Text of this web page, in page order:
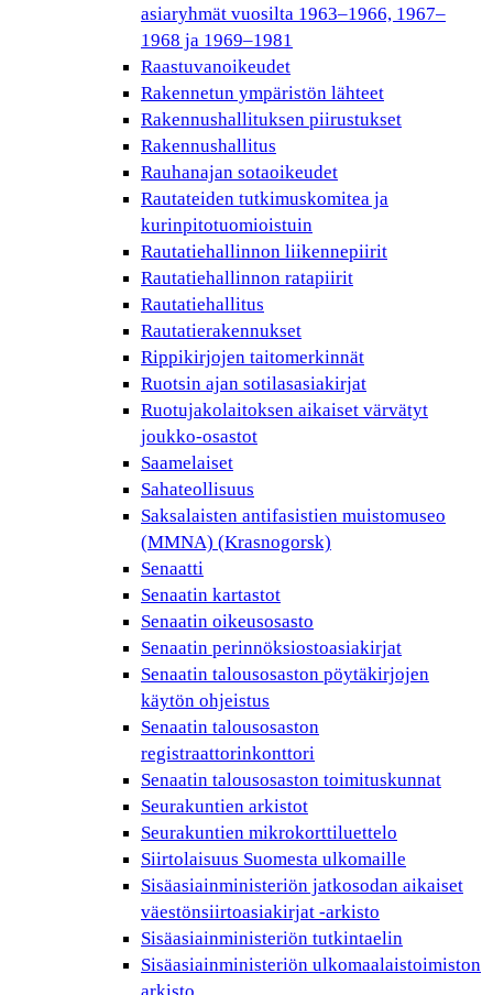
asiaryhmät vuosilta 1963–1966, 1967–
1968 ja 1969–1981
Raastuvanoikeudet
Rakennetun ympäristön lähteet
Rakennushallituksen piirustukset
Rakennushallitus
Rauhanajan sotaoikeudet
Rautateiden tutkimuskomitea ja
kurinpitotuomioistuin
Rautatiehallinnon liikennepiirit
Rautatiehallinnon ratapiirit
Rautatiehallitus
Rautatierakennukset
Rippikirjojen taitomerkinnät
Ruotsin ajan sotilasasiakirjat
Ruotujakolaitoksen aikaiset värvätyt
joukko-osastot
Saamelaiset
Sahateollisuus
Saksalaisten antifasistien muistomuseo
(MMNA) (Krasnogorsk)
Senaatti
Senaatin kartastot
Senaatin oikeusosasto
Senaatin perinnöksiostoasiakirjat
Senaatin talousosaston pöytäkirjojen
käytön ohjeistus
Senaatin talousosaston
registraattorinkonttori
Senaatin talousosaston toimituskunnat
Seurakuntien arkistot
Seurakuntien mikrokorttiluettelo
Siirtolaisuus Suomesta ulkomaille
Sisäasiainministeriön jatkosodan aikaiset
väestönsiirtoasiakirjat -arkisto
Sisäasiainministeriön tutkintaelin
Sisäasiainministeriön ulkomaalaistoimiston